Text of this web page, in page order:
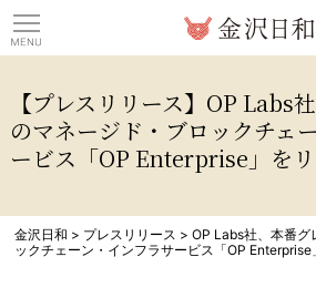
【プレスリリース】OP Labs
のマネージド・ブロックチェ
ービス「OP Enterprise」を
金沢日和 > プレスリリース >OP Labs社、本番グ
ックチェーン・インフラサービス「OP Enterprise